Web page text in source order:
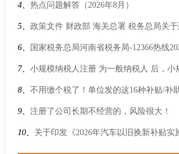
发布《免征车辆购置税的设有固定装置的非
目录》（第十一批）的公告工业和信息化部
4、 热点问题解答（2026年8月）
5、 政策文件 财政部 海关总署 税务总局关
口商品交易会展期内销售的进口展品税收优
6、 国家税务总局河南省税务局-12366热线
7、 小规模纳税人注册 为一般纳税人 后，小
得 的专用 票可以 扣除 进口 税额 吗？
8、 不用缴个税了！单位发的这16种补贴/补
9、 注册了公司长期不经营的，风险很大！
10、 关于印发《2026年汽车以旧换新补贴实